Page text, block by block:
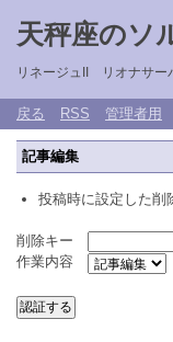
天秤座のソ
リネージュII リオナサー
戻る RSS 管理者用
記事編集
投稿時に設定した削
削除キー
作業内容